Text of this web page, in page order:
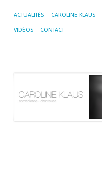
ACTUALITÉS CAROLINE KLAUS
VIDÉOS CONTACT